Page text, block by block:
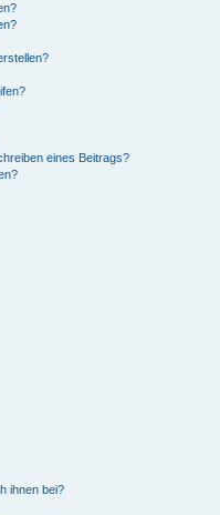
eines Beitrags?
ihnen bei?